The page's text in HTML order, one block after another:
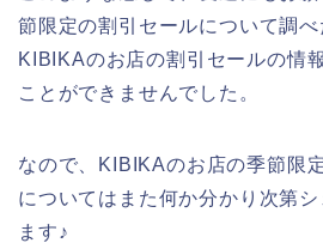
節限定の割引セールについて調べ
KIBIKAのお店の割引セールの情
ことができませんでした。
なので、KIBIKAのお店の季節限
についてはまた何か分かり次第
ます♪